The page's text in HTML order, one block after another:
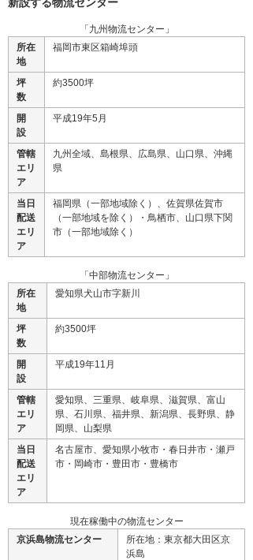
「九州物流センター」
所在
地
福岡市東区箱崎埠頭
坪
数
約3500坪
開
設
平成19年5月
管轄
エリ
ア
九州全域、島根県、広島県、山口県、沖縄
県
当日
配送
エリ
ア
福岡県（一部地域除く）、佐賀県佐賀市
（一部地域を除く）・鳥栖市、山口県下関
市（一部地域除く）
「中部物流センター」
所在
地
愛知県犬山市字新川
坪
数
約3500坪
開
設
平成19年11月
管轄
エリ
ア
愛知県、三重県、岐阜県、滋賀県、富山
県、石川県、福井県、新潟県、長野県、静
岡県、山梨県
当日
配送
エリ
ア
名古屋市、愛知県小牧市・春日井市・瀬戸
市・岡崎市・豊田市・豊橋市
現在稼働中の物流センター
京浜島物流センター
所在地：東京都大田区京
浜島